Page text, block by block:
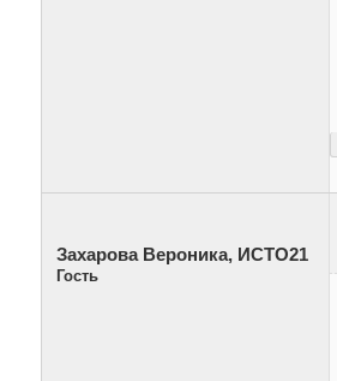
Захарова Вероника, ИСТО21
Гость